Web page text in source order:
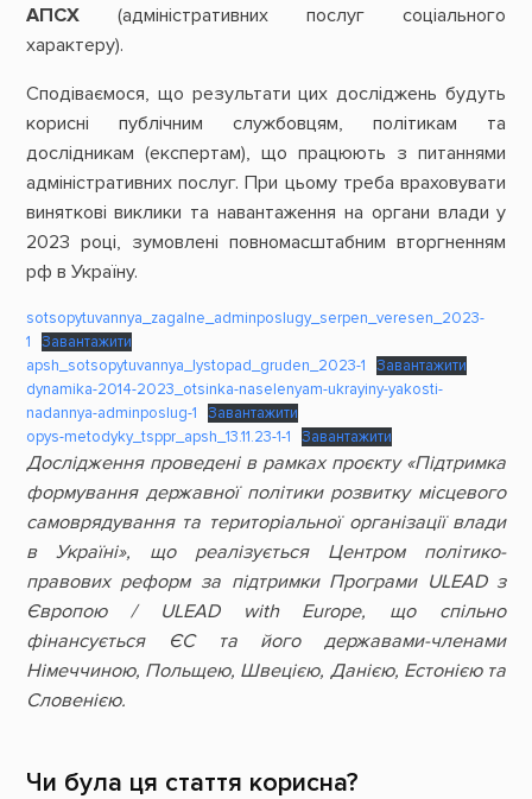
АПСХ(адміністративних послуг соціального
характеру).
Сподіваємося, що результати цих досліджень будуть
корисні публічним службовцям, політикам та
дослідникам (експертам), що працюють з питаннями
адміністративних послуг. При цьому треба враховувати
виняткові виклики та навантаження на органи влади у
2023 році, зумовлені повномасштабним вторгненням
рф в Україну.
sotsopytuvannya_zagalne_adminposlugy_serpen_veresen_2023-
1
Завантажити
apsh_sotsopytuvannya_lystopad_gruden_2023-1
Завантажити
dynamika-2014-2023_otsinka-naselenyam-ukrayiny-yakosti-
nadannya-adminposlug-1
Завантажити
opys-metodyky_tsppr_apsh_13.11.23-1-1
Завантажити
Дослідження проведені в рамках проєкту «Підтримка
формування державної політики розвитку місцевого
самоврядування та територіальної організації влади
в Україні», що реалізується Центром політико-
правових реформ за підтримки Програми ULEAD з
Європою / ULEAD with Europe, що спільно
фінансується ЄС та його державами-членами
Німеччиною, Польщею, Швецією, Данією, Естонією та
Словенією.
Чи була ця стаття корисна?